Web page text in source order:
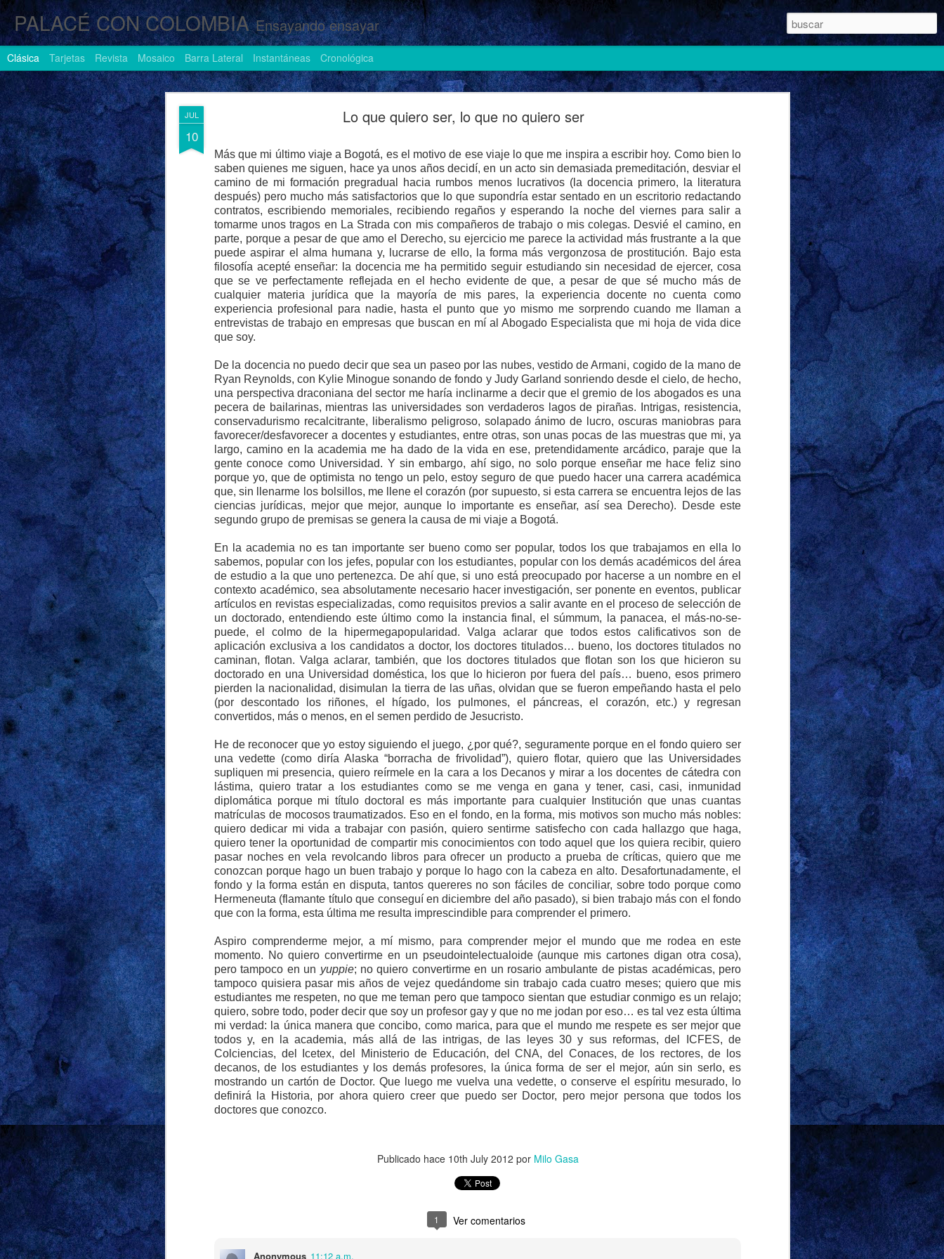
JUL
10
Lo que quiero ser, lo que no quiero ser
Más que mi último viaje a Bogotá, es el motivo de ese viaje lo que me inspira a escribir hoy. Como bien lo
saben quienes me siguen, hace ya unos años decidí, en un acto sin demasiada premeditación, desviar el
camino de mi formación pregradual hacia rumbos menos lucrativos (la docencia primero, la literatura
después) pero mucho más satisfactorios que lo que supondría estar sentado en un escritorio redactando
contratos, escribiendo memoriales, recibiendo regaños y esperando la noche del viernes para salir a
tomarme unos tragos en La Strada con mis compañeros de trabajo o mis colegas. Desvié el camino, en
parte, porque a pesar de que amo el Derecho, su ejercicio me parece la actividad más frustrante a la que
puede aspirar el alma humana y, lucrarse de ello, la forma más vergonzosa de prostitución. Bajo esta
filosofía acepté enseñar: la docencia me ha permitido seguir estudiando sin necesidad de ejercer, cosa
que se ve perfectamente reflejada en el hecho evidente de que, a pesar de que sé mucho más de
cualquier materia jurídica que la mayoría de mis pares, la experiencia docente no cuenta como
experiencia profesional para nadie, hasta el punto que yo mismo me sorprendo cuando me llaman a
entrevistas de trabajo en empresas que buscan en mí al Abogado Especialista que mi hoja de vida dice
que soy.
De la docencia no puedo decir que sea un paseo por las nubes, vestido de Armani, cogido de la mano de
Ryan Reynolds, con Kylie Minogue sonando de fondo y Judy Garland sonriendo desde el cielo, de hecho,
una perspectiva draconiana del sector me haría inclinarme a decir que el gremio de los abogados es una
pecera de bailarinas, mientras las universidades son verdaderos lagos de pirañas. Intrigas, resistencia,
conservadurismo recalcitrante, liberalismo peligroso, solapado ánimo de lucro, oscuras maniobras para
favorecer/desfavorecer a docentes y estudiantes, entre otras, son unas pocas de las muestras que mi, ya
largo, camino en la academia me ha dado de la vida en ese, pretendidamente arcádico, paraje que la
gente conoce como Universidad. Y sin embargo, ahí sigo, no solo porque enseñar me hace feliz sino
porque yo, que de optimista no tengo un pelo, estoy seguro de que puedo hacer una carrera académica
que, sin llenarme los bolsillos, me llene el corazón (por supuesto, si esta carrera se encuentra lejos de las
ciencias jurídicas, mejor que mejor, aunque lo importante es enseñar, así sea Derecho). Desde este
segundo grupo de premisas se genera la causa de mi viaje a Bogotá.
En la academia no es tan importante ser bueno como ser popular, todos los que trabajamos en ella lo
sabemos, popular con los jefes, popular con los estudiantes, popular con los demás académicos del área
de estudio a la que uno pertenezca. De ahí que, si uno está preocupado por hacerse a un nombre en el
contexto académico, sea absolutamente necesario hacer investigación, ser ponente en eventos, publicar
artículos en revistas especializadas, como requisitos previos a salir avante en el proceso de selección de
un doctorado, entendiendo este último como la instancia final, el súmmum, la panacea, el más-no-se-
puede, el colmo de la hipermegapopularidad. Valga aclarar que todos estos calificativos son de
aplicación exclusiva a los candidatos a doctor, los doctores titulados… bueno, los doctores titulados no
caminan, flotan. Valga aclarar, también, que los doctores titulados que flotan son los que hicieron su
doctorado en una Universidad doméstica, los que lo hicieron por fuera del país… bueno, esos primero
pierden la nacionalidad, disimulan la tierra de las uñas, olvidan que se fueron empeñando hasta el pelo
(por descontado los riñones, el hígado, los pulmones, el páncreas, el corazón, etc.) y regresan
convertidos, más o menos, en el semen perdido de Jesucristo.
He de reconocer que yo estoy siguiendo el juego, ¿por qué?, seguramente porque en el fondo quiero ser
una vedette (como diría Alaska “borracha de frivolidad”), quiero flotar, quiero que las Universidades
supliquen mi presencia, quiero reírmele en la cara a los Decanos y mirar a los docentes de cátedra con
lástima, quiero tratar a los estudiantes como se me venga en gana y tener, casi, casi, inmunidad
diplomática porque mi título doctoral es más importante para cualquier Institución que unas cuantas
matrículas de mocosos traumatizados. Eso en el fondo, en la forma, mis motivos son mucho más nobles:
quiero dedicar mi vida a trabajar con pasión, quiero sentirme satisfecho con cada hallazgo que haga,
quiero tener la oportunidad de compartir mis conocimientos con todo aquel que los quiera recibir, quiero
pasar noches en vela revolcando libros para ofrecer un producto a prueba de críticas, quiero que me
conozcan porque hago un buen trabajo y porque lo hago con la cabeza en alto. Desafortunadamente, el
fondo y la forma están en disputa, tantos quereres no son fáciles de conciliar, sobre todo porque como
Hermeneuta (flamante título que conseguí en diciembre del año pasado), si bien trabajo más con el fondo
que con la forma, esta última me resulta imprescindible para comprender el primero.
Aspiro comprenderme mejor, a mí mismo, para comprender mejor el mundo que me rodea en este
momento. No quiero convertirme en un pseudointelectualoide (aunque mis cartones digan otra cosa),
pero tampoco en un yuppie; no quiero convertirme en un rosario ambulante de pistas académicas, pero
tampoco quisiera pasar mis años de vejez quedándome sin trabajo cada cuatro meses; quiero que mis
estudiantes me respeten, no que me teman pero que tampoco sientan que estudiar conmigo es un relajo;
quiero, sobre todo, poder decir que soy un profesor gay y que no me jodan por eso… es tal vez esta última
mi verdad: la única manera que concibo, como marica, para que el mundo me respete es ser mejor que
todos y, en la academia, más allá de las intrigas, de las leyes 30 y sus reformas, del ICFES, de
Colciencias, del Icetex, del Ministerio de Educación, del CNA, del Conaces, de los rectores, de los
decanos, de los estudiantes y los demás profesores, la única forma de ser el mejor, aún sin serlo, es
mostrando un cartón de Doctor. Que luego me vuelva una vedette, o conserve el espíritu mesurado, lo
definirá la Historia, por ahora quiero creer que puedo ser Doctor, pero mejor persona que todos los
doctores que conozco.
Publicado hace 10th July 2012 por Milo Gasa
1 Ver comentarios
Anonymous 11:12 a.m.
PALACÉ CON COLOMBIA Ensayando ensayar
Clásica Tarjetas Revista Mosaico Barra Lateral Instantáneas Cronológica
AUG
1
Cosas de heteros (II)
Decía mi abuela: “El amor es ciego, pero los vecinos no” cuando quería opinar ‘sutilmente’ sobre
relaciones no convencionales. Por lo general, porque le lectore ha asumido correctamente que lo
escuché más de una vez, el comentario se refería a parejas heterosexuales con alguna diferencia notable
en términos de edad, clase social o raza. Y sí, mi abuela era así de edadista, clasista y racista, pero quien
haya crecido en una versión distinta de Colombia, que tire la primera piedra. No vivió lo suficiente para
conocer a mi primer novio, así que no sé qué tan homófoba era, pero conoció a muchos de mis amigos y a
todos los trató muy bien, así que la discusión sobre intersecciones termina aquí.
Lo dije en la entrada anterior: si mi radar detecta algo, quiero conversarlo con mi señor marido y escribir al
respecto. Y lo que detectaron tanto mi radar como el suyo, para el caso que convoca esta entrada, era
demasiado grande para dejarlo pasar. Todo comenzó en un incierto jueves o viernes de 2024. El
nuestra casa vueltas miseria. Por eso, en cuanto escuché el primer trueno, salí a organizarlas de manera
que no cayeran las unas sobre las otras. Mientras estaba en ello, vi a la vecina del frente. Soy tan buen
vecino que en los dos años que vivió en la cuadra no me molesté en preguntarle su nombre. Llamémosla
Grace para no dejarla anónima. No sé con exactitud qué pretendía, pero salió de la casa con un cirio de
unos 50 centímetros de alto, lo encendió, lo miró atentísima por un par de minutos y lo dejó alumbrando la
puerta tras cerrarla tras de sí. El indígena soy yo, pero la blanquita, con su cirio bajo la tormenta, parecía
decidida a recordarme que la superstición también puede ser gringa, rubia y suburbana.
Las cábalas sobre el ritual ocuparon sesudos debates en nuestra mesa del comedor en los días
siguientes, pero preferimos no darle mayor importancia. Creímos habernos reído lo suficiente con el cirio
sin agregar más detalles. Eso hasta que empezamos a reparar en su compañero a quien, por las mismas
gritaba “mi mamá me mima, mi mamá me ama” a los cuatro vientos. Las piernas de rugbier y el culo, como
para el cumpleaños de un cacorro, no le alcanzaban para compensar sus demás falencias. El detalle que
desencadenó la observación fue una bermuda que le caía unos 25 cm arriba de la rodilla: los famosos
fuck me shorts. Sonará heteronormativo, pero los hombres usando pantalones así de cortos, despiertan
sospechas. Y las sospechas se intensificaron en cuanto la parejita entró en crisis.
Supimos que había problemas en el hogar de Will y Grace una tarde de viernes mientras apurábamos
vodka-tonics en el porche. Que Will hubiera hecho chirriar las llantas del carro mientras se alejaba de la
casa fue mucho menos espectacular que lo que ocurrió luego. Grace salió a hablar mal de él a un
volumen tan alto que los maricas de la casa del frente acabaron escuchándolo todo. El memorial de
agravios que le espetó a quien estuviera al otro lado de la línea no incluía violencia de ningún tipo,
tampoco problemas financieros o con la división de los quehaceres domésticos. Parecía más una
incompatibilidad de personalidades haciendo metástasis tras años de mirar para el otro lado. No recuerdo
cuál fue el detonante, pero mientras le ponía fertilizante a Judy Garland, la floribunda consentida, el
bombillo se encendió: “Creo que Grace le olió el pandebono a Will”. Mi señor marido, por su parte,
manguera en mano, oído aguzado, se enteró también de que su presencia la importunaba tanto que se
sentía peor persona por su culpa, "the more he stays, the more he fucks me over", fueron sus palabras.
A partir de ese momento, el show de Will y Grace se convirtió en el programa con más rating en mi hogar.
Nótese: ni mi señor marido ni yo tuvimos que meternos en la vida de la, en apariencia, infeliz pareja. Nos
bastó con sentarnos en el porche con nuestros cocteles, unas tardes sí y otras también, para no perder un
solo detalle del novelón que se emitía desde el porche del frente. Imposible decir que era una situación
tipo Madonna y Sean Penn en “Till Death Do Us Part”; más bien eran Madonna y Sean Penn en “Bizarre”,
atrapados en un círculo vicioso impuesto por el contrato de arrendamiento: no poderse separar los llevaba
Luego vino la calma. Grace se veía contenta, probablemente porque Will empezó a pasar más tiempo
fuera de la casa. Él se compró unos cuantosfuck me shorts
pasar del pandebono a CeCe Peniston entrando en escena.
Meeting Mr. Right, the man of my dreams / The one who shows me true love, or at least it seems / With